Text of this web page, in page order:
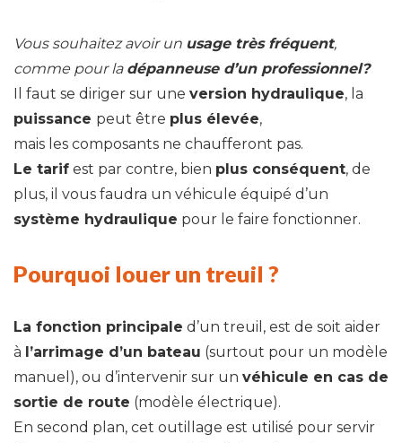
Vous souhaitez avoir un usage très fréquent,
comme pour la dépanneuse d’un professionnel?
Il faut se diriger sur une version hydraulique, la
puissance peut être plus élevée,
mais les composants ne chaufferont pas.
Le tarif est par contre, bien plus conséquent, de
plus, il vous faudra un véhicule équipé d’un
système hydraulique pour le faire fonctionner.
Pourquoi louer un treuil ?
La fonction principale d’un treuil, est de soit aider
à l’arrimage d’un bateau (surtout pour un modèle
manuel), ou d’intervenir sur un véhicule en cas de
sortie de route (modèle électrique).
En second plan, cet outillage est utilisé pour servir